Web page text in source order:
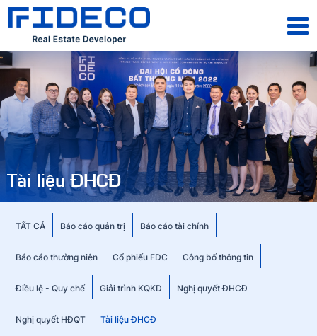
Tài liệu ĐHCĐ
TẤT CẢ Báo cáo quản trị Báo cáo tài chính
Báo cáo thường niên Cổ phiếu FDC Công bố thông tin
Điều lệ - Quy chế Giải trình KQKD Nghị quyết ĐHCĐ
Nghị quyết HĐQT Tài liệu ĐHCĐ